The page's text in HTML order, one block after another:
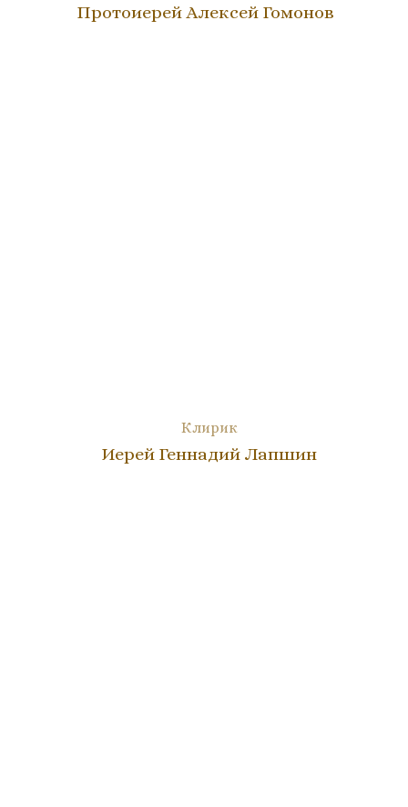
Клирик
Иерей Геннадий Лапшин
Протоиерей Алексей Гомонов